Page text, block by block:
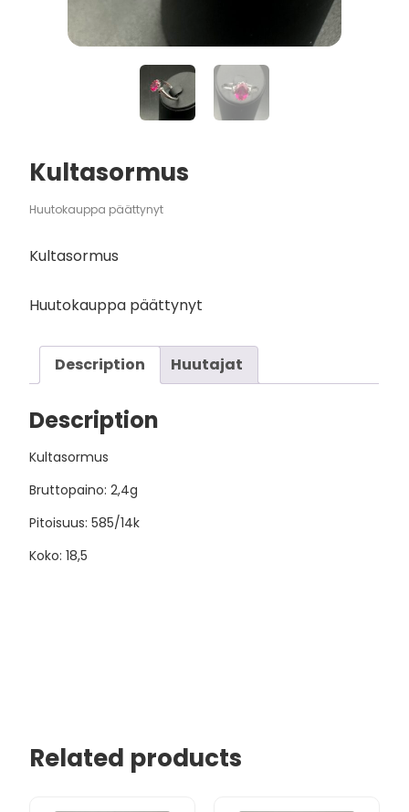
Kultasormus
Huutokauppa päättynyt
Kultasormus
Huutokauppa päättynyt
Description Huutajat
Description
Kultasormus
Bruttopaino: 2,4g
Pitoisuus: 585/14k
Koko: 18,5
Related products